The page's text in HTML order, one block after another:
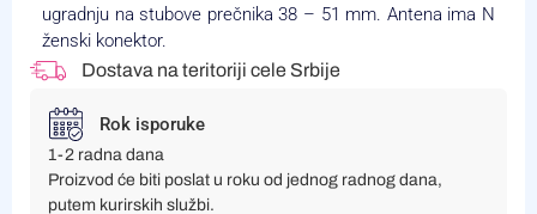
ugradnju na stubove prečnika 38 – 51 mm. Antena ima N
ženski konektor.
Dostava na teritoriji cele Srbije
Rok isporuke
1-2 radna dana
Proizvod će biti poslat u roku od jednog radnog dana,
putem kurirskih službi.